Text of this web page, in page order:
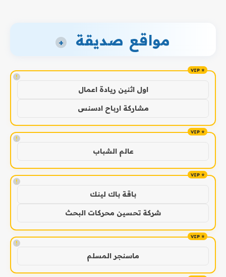
مواقع صديقة +
!
اول اثنين ريادة اعمال
مشاركة ارباح ادسنس
!
عالم الشباب
!
باقة باك لينك
شركة تحسين محركات البحث
!
ماسنجر المسلم